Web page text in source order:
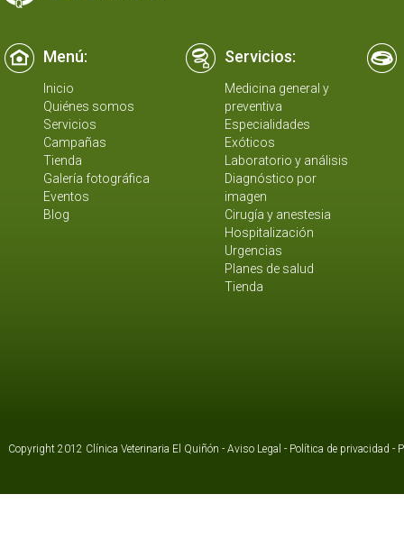
Menú: Servicios:
Inicio
Quiénes somos
Servicios
Campañas
Tienda
Galería fotográfica
Eventos
Blog
Medicina general y
preventiva
Especialidades
Exóticos
Laboratorio y análisis
Diagnóstico por
imagen
Cirugía y anestesia
Hospitalización
Urgencias
Planes de salud
Tienda
Copyright 2012 Clínica Veterinaria El Quiñón - Aviso Legal - Política de privacidad -